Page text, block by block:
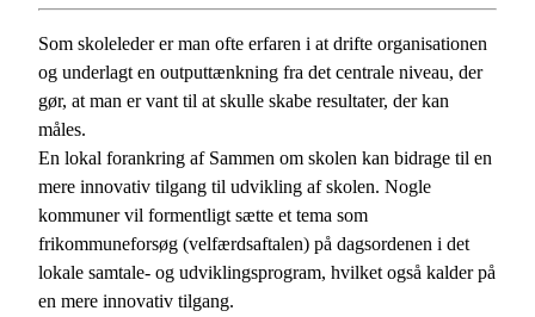
Som skoleleder er man ofte erfaren i at drifte organisationen
og underlagt en outputtænkning fra det centrale niveau, der
gør, at man er vant til at skulle skabe resultater, der kan
måles.
En lokal forankring af Sammen om skolen kan bidrage til en
mere innovativ tilgang til udvikling af skolen. Nogle
kommuner vil formentligt sætte et tema som
frikommuneforsøg (velfærdsaftalen) på dagsordenen i det
lokale samtale- og udviklingsprogram, hvilket også kalder på
en mere innovativ tilgang.